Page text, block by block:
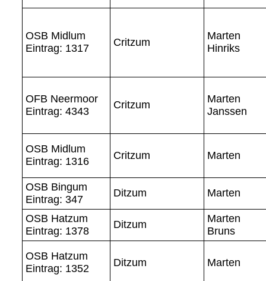
OSB Midlum
Eintrag: 1317
Critzum
Marten
Hinriks
OFB Neermoor
Eintrag: 4343
Critzum
Marten
Janssen
OSB Midlum
Eintrag: 1316
Critzum Marten
OSB Bingum
Eintrag: 347
Ditzum Marten
OSB Hatzum
Eintrag: 1378
Ditzum
Marten
Bruns
OSB Hatzum
Eintrag: 1352
Ditzum Marten